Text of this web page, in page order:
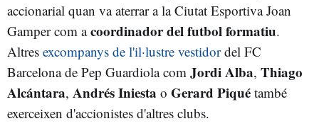
accionarial quan va aterrar a la Ciutat Esportiva Joan
Gamper com acoordinador del futbol formatiu.
Altres excompanys de l'il·lustre vestidordel FC
Barcelona de Pep Guardiola com Jordi Alba, Thiago
Alcántara, Andrés Iniesta o Gerard Piqué també
exerceixen d'accionistes d'altres clubs.